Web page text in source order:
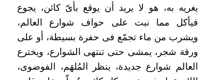
يغريه به، هو لا يريد أن يوقع بأىّ كائن، يجوع
فيأكل مما نبت على حواف شوارع العالم،
ويشرب من ماء تجمّع فى حفرة بسيطة، أو على
ورقة شجر، يمشى حتى تنتهى
الشوارع، ويخترع
العالم شوارع جديدة، ينظر المُلهَم، الفوضوى،